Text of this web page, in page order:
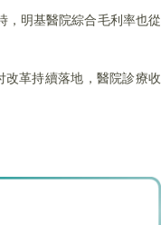
，明基醫院綜合毛利率也從
革持續落地，醫院診療收